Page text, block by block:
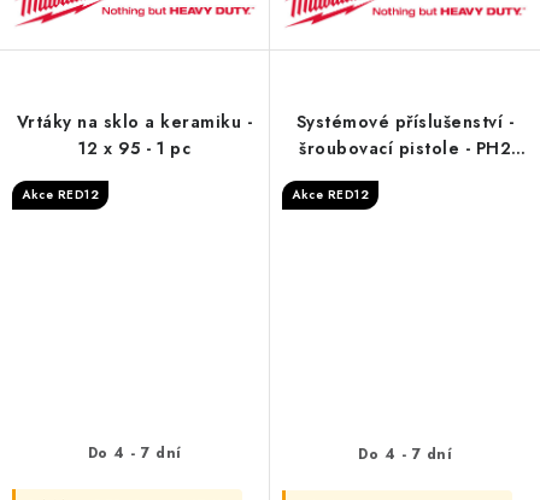
Vrtáky na sklo a keramiku -
12 x 95 - 1 pc
Akce RED12
Do 4 - 7 dní
Systémové příslušenství -
šroubovací pistole - PH2
Akce RED12
Do 4 - 7 dní